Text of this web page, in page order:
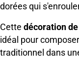
dorées qui
Cette décoration
idéal pour
traditionnel dans